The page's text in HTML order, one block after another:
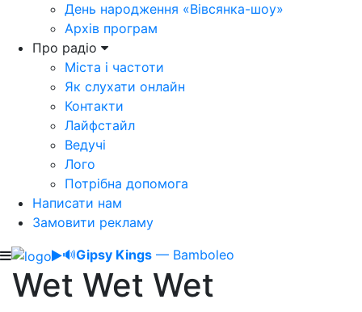
День народження «Вівсянка-шоу»
Архів програм
Про радіо
Міста і частоти
Як слухати онлайн
Контакти
Лайфстайл
Ведучі
Лого
Потрібна допомога
Написати нам
Замовити рекламу
🔊Gipsy Kings — Bamboleo
Wet Wet Wet